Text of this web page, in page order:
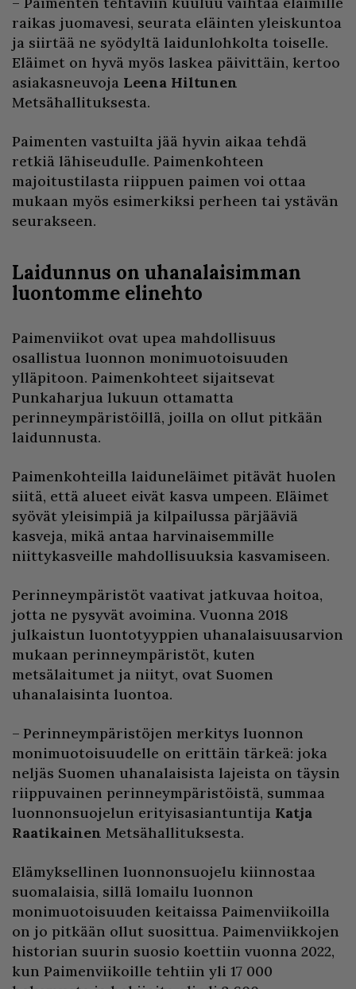
raikas juomavesi, seurata eläinten yleiskuntoa
ja siirtää ne syödyltä laidunlohkolta toiselle.
Eläimet on hyvä myös laskea päivittäin, kertoo
asiakasneuvoja Leena Hiltunen
Metsähallituksesta.
Paimenten vastuilta jää hyvin aikaa tehdä
retkiä lähiseudulle. Paimenkohteen
majoitustilasta riippuen paimen voi ottaa
mukaan myös esimerkiksi perheen tai ystävän
seurakseen.
Laidunnus on uhanalaisimman
luontomme elinehto
Paimenviikot ovat upea mahdollisuus
osallistua luonnon monimuotoisuuden
ylläpitoon. Paimenkohteet sijaitsevat
Punkaharjua lukuun ottamatta
perinneympäristöillä, joilla on ollut pitkään
laidunnusta.
Paimenkohteilla laiduneläimet pitävät huolen
siitä, että alueet eivät kasva umpeen. Eläimet
syövät yleisimpiä ja kilpailussa pärjääviä
kasveja, mikä antaa harvinaisemmille
niittykasveille mahdollisuuksia kasvamiseen.
Perinneympäristöt vaativat jatkuvaa hoitoa,
jotta ne pysyvät avoimina. Vuonna 2018
julkaistun luontotyyppien uhanalaisuusarvion
mukaan perinneympäristöt, kuten
metsälaitumet ja niityt, ovat Suomen
uhanalaisinta luontoa.
– Perinneympäristöjen merkitys luonnon
monimuotoisuudelle on erittäin tärkeä: joka
neljäs Suomen uhanalaisista lajeista on täysin
riippuvainen perinneympäristöistä, summaa
luonnonsuojelun erityisasiantuntija Katja
Raatikainen Metsähallituksesta.
Elämyksellinen luonnonsuojelu kiinnostaa
suomalaisia, sillä lomailu luonnon
monimuotoisuuden keitaissa Paimenviikoilla
on jo pitkään ollut suosittua. Paimenviikkojen
historian suurin suosio koettiin vuonna 2022,
kun Paimenviikoille tehtiin yli 17 000